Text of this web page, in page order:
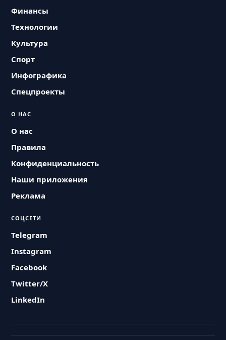
Финансы
Технологии
Культура
Спорт
Инфографика
Спецпроекты
О НАС
О нас
Правила
Конфиденциальность
Наши приложения
Реклама
СОЦСЕТИ
Telegram
Instagram
Facebook
Twitter/X
LinkedIn